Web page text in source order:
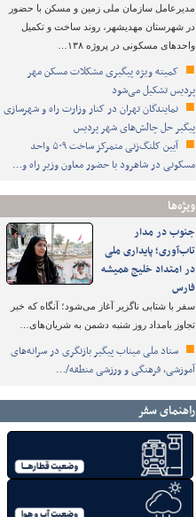
مدیرعامل سازمان ملی زمین و مسکن با حضور
در شهرستان مهدیشهر، روند ساخت و تکمیل
واحدهای مسکونی در پروژه ۱۳۸…
کمیته ویژه پیگیری مشکلات مسکن مهر
پردیس تشکیل می‌شود
نمایندگان تهران در کنار وزارت راه و شهرسازی
پیگیر حل چالش‌های شهر پردیس
آیین کلنگ‌زنی متمرکز ساخت ۵۰۹ واحد
مسکونی در شاهرود با حضور معاون وزیر راه و…
ویژه‌ها
جنوب در مدار
تاب‌آوری؛ پایداری ملی
در امتداد خلیج همیشه
فارس
سفر با شتابی ناگزیر آغاز می‌شود؛ آنگاه که خبر
تجاوز بامداد روز شنبه دشمن به شریان‌های…
ستاد ملی میناب پیگیر بازنگری در سرانه‌های
آموزشی، فرهنگی و ورزشی منطقه/…
راهنمای سفر